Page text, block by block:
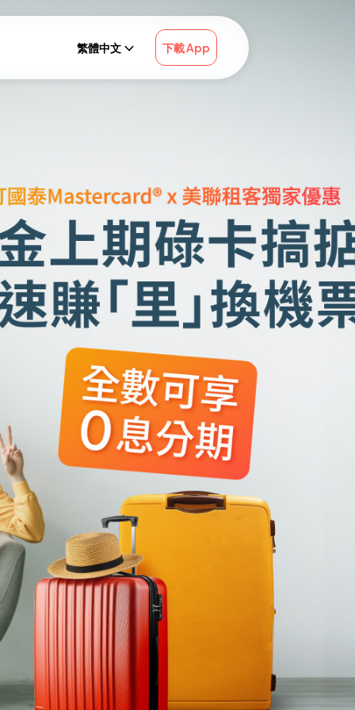
繁體中文 下載 App